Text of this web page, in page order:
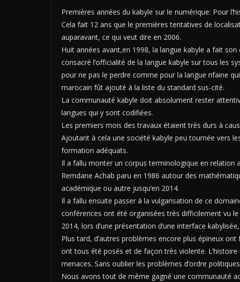
Premières années du kabyle sur le numérique: Pour
Cela fait 12 ans que le premières tentatives de
auparavant, ce qui veut dire en 2006.
Huit années avant,en 1998, la langue kabyle a fait
consacré l’officialité de la langue kabyle sur tous les
pour ne pas le perdre comme pour la langue rifaine
marocain fût ajouté à la liste du standard sus-cité.
La communauté kabyle doit absolument rester
langues qui y sont codifiées.
Les premiers mois des travaux étaient très durs à
Ajoutant à cela une société kabyle peu tournée vers
formation adéquats.
Il a fallu monter un corpus terminologique en relation
Remdane Achab paru en 1986 autour des
académique ou autre jusqu’en 2014.
Il a fallu ensuite passer à la vulgarisation de ce
conférences ont été organisées très difficilement vu le
2014, lors d’une présentation d’une interface
Plus tard, d’autres problèmes encore plus épineux
ont tous été posés et de façon très violente.
menaces. Sans oublier les problèmes d’ordre
Nous avons tout de même gagné une communauté